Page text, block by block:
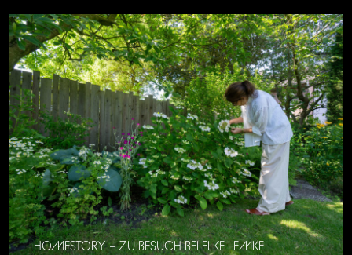
HOMESTORY – ZU BESUCH BEI ELKE LEMKE